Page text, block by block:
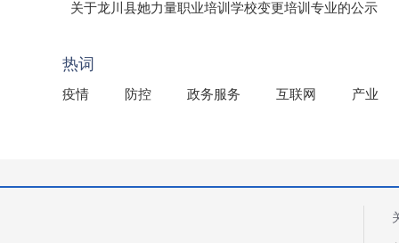
（龙市监罚送告〔2026〕71号）
关于龙川县她力量职业培训学校变更培训专业的公示
热词
疫情 防控 政务服务 互联网 产业